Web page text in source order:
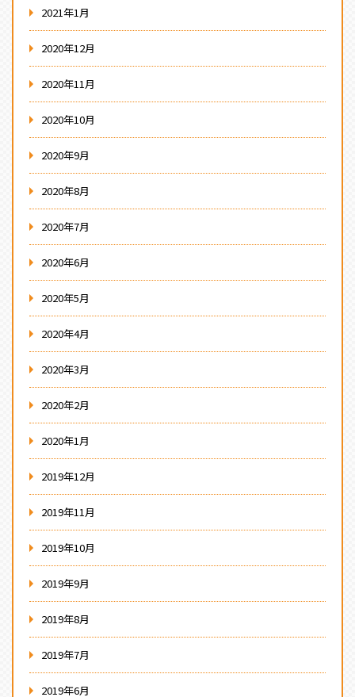
2021年1月
2020年12月
2020年11月
2020年10月
2020年9月
2020年8月
2020年7月
2020年6月
2020年5月
2020年4月
2020年3月
2020年2月
2020年1月
2019年12月
2019年11月
2019年10月
2019年9月
2019年8月
2019年7月
2019年6月